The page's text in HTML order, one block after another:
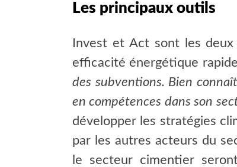
Les principaux outils
Invest et Act sont les
efficacité énergétique
des subventions. Bien
en compétences dans son
développer les stratégies
par les autres acteurs du
le secteur cimentier